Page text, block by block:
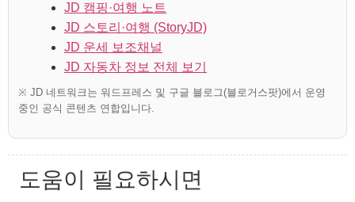
JD 캠핑·여행 노트
JD 스토리·여행 (StoryJD)
JD 운세 보조채널
JD 자동차 정보 전체 보기
※ JD 네트워크는 워드프레스 및 구글 블로그(블로거스팟)에서 운영
중인 공식 콘텐츠 연합입니다.
도움이 필요하시면